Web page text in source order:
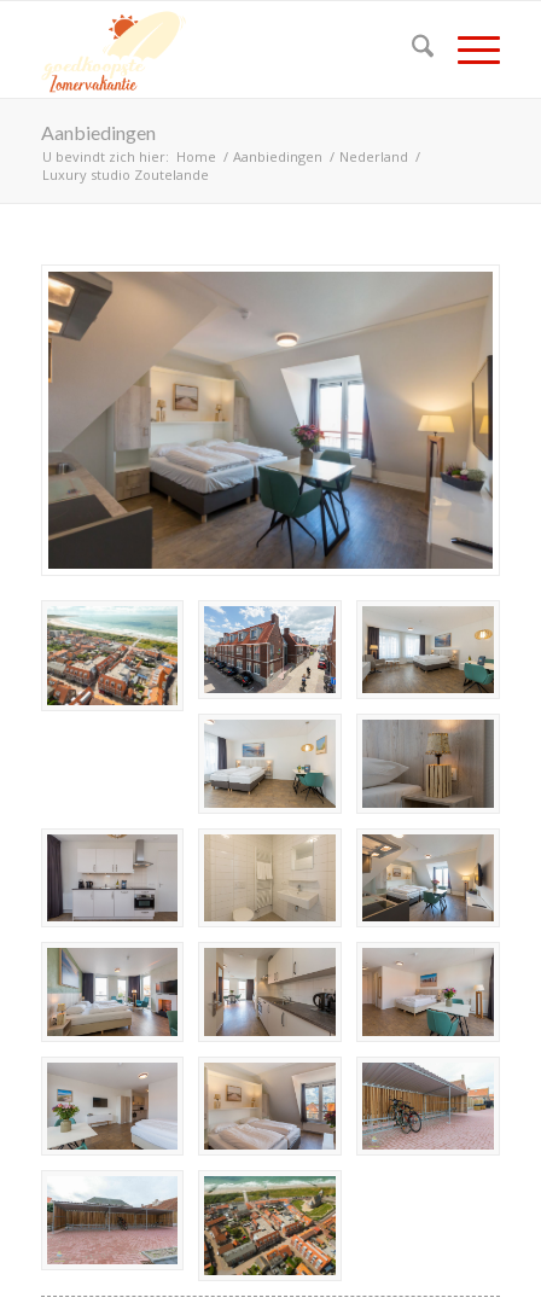
Aanbiedingen
U bevindt zich hier: Home / Aanbiedingen / Nederland /
Luxury studio Zoutelande